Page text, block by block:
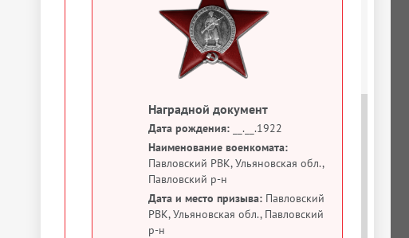
Наградной документ
Дата рождения: __.__.1922
Наименование военкомата:
Павловский РВК, Ульяновская обл.,
Павловский р-н
Дата и место призыва: Павловский
РВК, Ульяновская обл., Павловский
р-н